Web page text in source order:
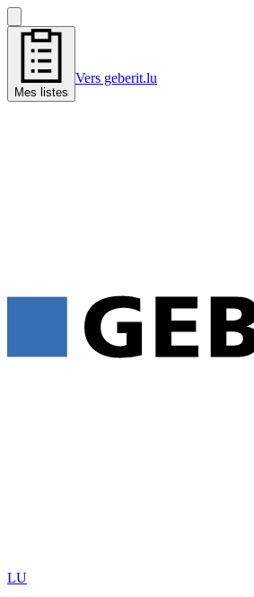
Mes listes
Vers geberit.lu
LU